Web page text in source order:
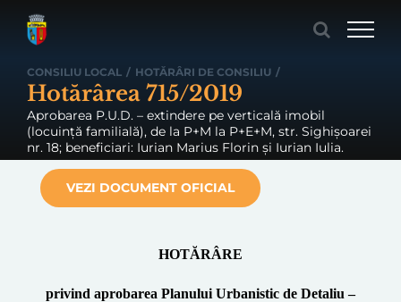
CONSILIU LOCAL / HOTĂRÂRI DE CONSILIU /
Hotărârea 715/2019
Aprobarea P.U.D. – extindere pe verticală imobil
(locuință familială), de la P+M la P+E+M, str. Sighișoarei
nr. 18; beneficiari: Iurian Marius Florin și Iurian Iulia.
VEZI DOCUMENT OFICIAL
HOTĂRÂRE
privind aprobarea Planului Urbanistic de Detaliu –